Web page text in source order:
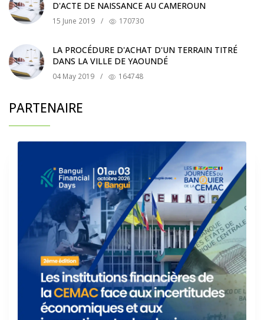
D'ACTE DE NAISSANCE AU CAMEROUN
15 June 2019 / 170730
LA PROCÉDURE D'ACHAT D'UN TERRAIN TITRÉ
DANS LA VILLE DE YAOUNDÉ
04 May 2019 / 164748
PARTENAIRE